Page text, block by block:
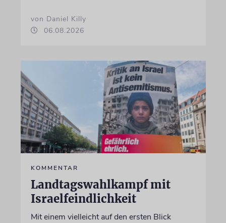
von Daniel Killy
06.08.2026
KOMMENTAR
Landtagswahlkampf mit
Israelfeindlichkeit
Mit einem vielleicht auf den ersten Blick